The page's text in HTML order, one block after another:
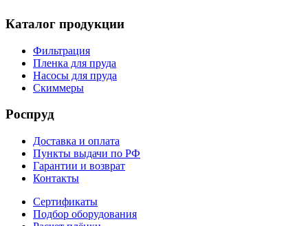
Каталог продукции
Фильтрация
Пленка для пруда
Насосы для пруда
Скиммеры
Роспруд
Доставка и оплата
Пункты выдачи по РФ
Гарантии и возврат
Контакты
Сертификаты
Подбор оборудования